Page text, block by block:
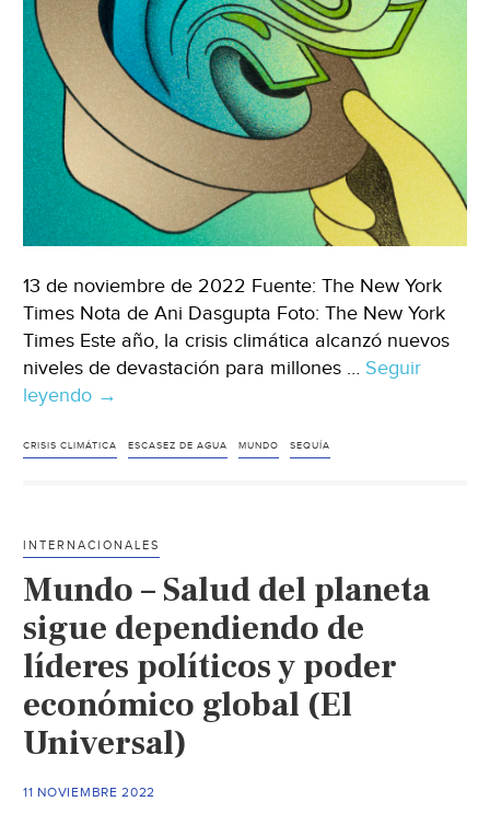
13 de noviembre de 2022 Fuente: The New York
Times Nota de Ani Dasgupta Foto: The New York
Times Este año, la crisis climática alcanzó nuevos
niveles de devastación para millones … Seguir
leyendo Mundo
Dar
cambio
climático
es
una
obra
de
beneficencia
→
CRISIS CLIMÁTICA ESCASEZ DE AGUA MUNDO SEQUÍA
INTERNACIONALES
Mundo – Salud del planeta
sigue dependiendo de
líderes políticos y poder
económico global (El
Universal)
11 NOVIEMBRE 2022